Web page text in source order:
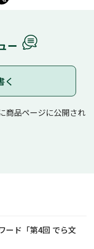
ー
く
商品ページに公開され
ード「第4回 でら文